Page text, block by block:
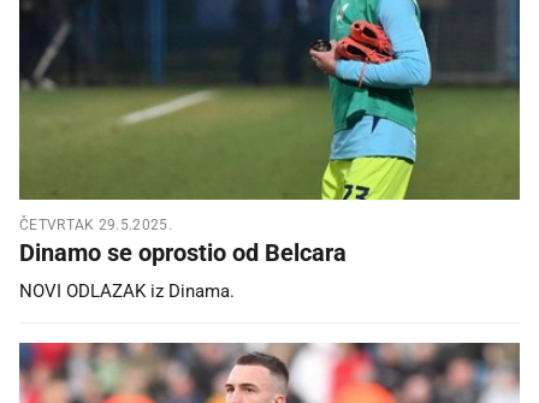
ČETVRTAK 29.5.2025.
Dinamo se oprostio od Belcara
NOVI ODLAZAK iz Dinama.